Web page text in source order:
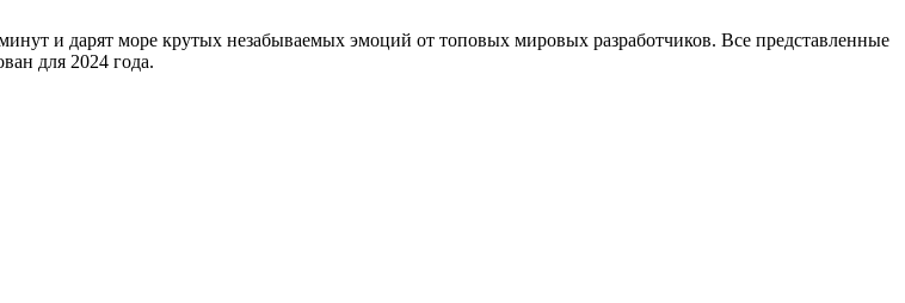
и дарят море крутых незабываемых эмоций от топовых мировых разработчиков. Все представленные
для 2024 года.